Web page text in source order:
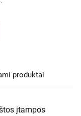
produktai
įtampos